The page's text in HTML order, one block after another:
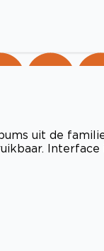
uit de
Interface